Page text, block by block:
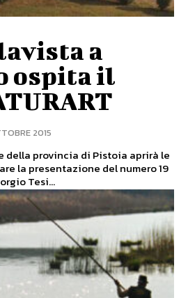
a
ospita il
2015
della provincia di Pistoia aprirà le
la presentazione del numero 19
Tesi...